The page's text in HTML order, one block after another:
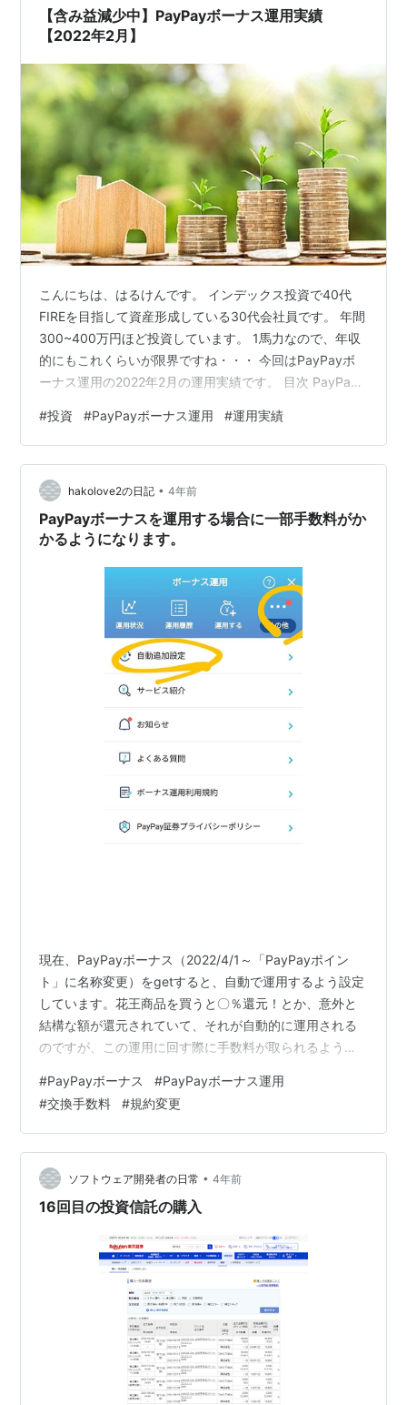
【含み益減少中】PayPayボーナス運用実績
【2022年2月】
こんにちは、はるけんです。 インデックス投資で40代
FIREを目指して資産形成している30代会社員です。 年間
300~400万円ほど投資しています。 1馬力なので、年収
的にもこれくらいが限界ですね・・・ 今回はPayPayボ
ーナス運用の2022年2月の運用実績です。 目次 PayPay
ンジコース テクノロジーコース PayPayボーナス運用の
運用実績【2022年2月】 今後の方針 スポンサーリンク
PayPayボーナス運用について 概要 PayPayボーナス運用
とは、PayPay証券株式会社が提供しているサービスで
す。 PayPay支払い利…
#投資 #PayPayボーナス運用 #運用実績
hakolove2の日記 • 4年前
PayPayボーナスを運用する場合に一部手数料がか
かるようになります。
現在、PayPayボーナス（2022/4/1～「PayPayポイン
ト」に名称変更）をgetすると、自動で運用するよう設定
しています。花王商品を買うと〇％還元！とか、意外と
結構な額が還元されていて、それが自動的に運用される
のですが、この運用に回す際に手数料が取られるように
に交換（追加）する際、100円以上だと1.0%の手数料が
かかるよになるということです。 これを機に、PayPay
ボーナスを自動で運用する設定は解除しました。自動で
交換せずに手動にすることで、1度に交換する額を100円
未満にし、手数料がかからないよにするのが目的です…
#PayPayボーナス #PayPayボーナス運用
#交換手数料 #規約変更
ソフトウェア開発者の日常 • 4年前
16回目の投資信託の購入